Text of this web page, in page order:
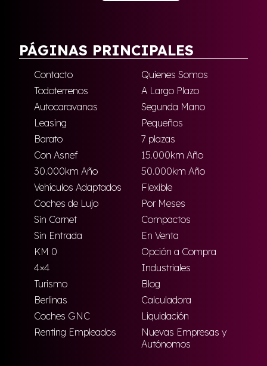
PÁGINAS PRINCIPALES
Contacto
Quienes Somos
Todoterrenos
A Largo Plazo
Autocaravanas
Segunda Mano
Leasing
Pequeños
Barato
7 plazas
Con Asnef
15.000km Año
30.000km Año
50.000km Año
Vehículos Adaptados
Flexible
Coches de Lujo
Por Meses
Sin Carnet
Compactos
Sin Entrada
En Venta
KM 0
Opción a Compra
4×4
Industriales
Turismo
Blog
Berlinas
Calculadora
Coches GNC
Liquidación
Renting Empleados
Nuevas Empresas y
Autónomos